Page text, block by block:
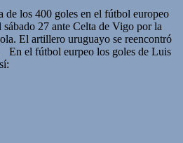
de los 400 goles en el fútbol europeo
27 ante Celta de Vigo por la
El artillero uruguayo se reencontró
En el fútbol eurpeo los goles de Luis